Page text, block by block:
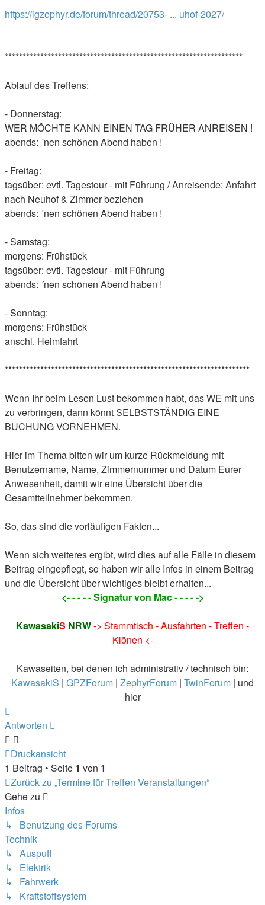
https://igzephyr.de/forum/thread/20753- ... uhof-2027/
*******************************************************************
Ablauf des Treffens:
- Donnerstag:
WER MÖCHTE KANN EINEN TAG FRÜHER ANREISEN !
abends: ´nen schönen Abend haben !
- Freitag:
tagsüber: evtl. Tagestour - mit Führung / Anreisende: Anfahrt
nach Neuhof & Zimmer beziehen
abends: ´nen schönen Abend haben !
- Samstag:
morgens: Frühstück
tagsüber: evtl. Tagestour - mit Führung
abends: ´nen schönen Abend haben !
- Sonntag:
morgens: Frühstück
anschl. Heimfahrt
*********************************************************************
Wenn Ihr beim Lesen Lust bekommen habt, das WE mit uns
zu verbringen, dann könnt SELBSTSTÄNDIG EINE
BUCHUNG VORNEHMEN.
Hier im Thema bitten wir um kurze Rückmeldung mit
Benutzername, Name, Zimmernummer und Datum Eurer
Anwesenheit, damit wir eine Übersicht über die
Gesamtteilnehmer bekommen.
So, das sind die vorläufigen Fakten...
Wenn sich weiteres ergibt, wird dies auf alle Fälle in diesem
Beitrag eingepflegt, so haben wir alle Infos in einem Beitrag
und die Übersicht über wichtiges bleibt erhalten...
<- - - - - Signatur von Mac - - - - ->
KawasakiS NRW-> Stammtisch - Ausfahrten - Treffen -
Klönen <-
Kawaseiten, bei denen ich administrativ / technisch bin:
KawasakiS | GPZForum | ZephyrForum | TwinForum | und
hier
oben
Antworten
Druckansicht
1 Beitrag • Seite 1 von 1
Zurück zu „Termine für Treffen Veranstaltungen“
Gehe zu
Infos
↳ Benutzung des Forums
Technik
↳ Auspuff
↳ Elektrik
↳ Fahrwerk
↳ Kraftstoffsystem